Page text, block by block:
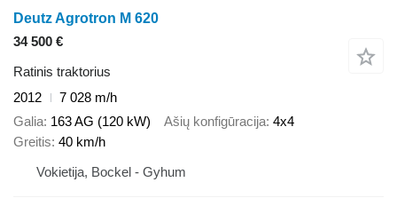
Deutz Agrotron M 620
34 500 €
Ratinis traktorius
2012
7 028 m/h
Galia 163 AG (120 kW) Ašių konfigūracija 4x4
Greitis 40 km/h
Vokietija, Bockel - Gyhum